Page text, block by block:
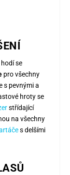
se
pro všechny
s pevnými a
hroty se
střídající
na všechny
s delšími